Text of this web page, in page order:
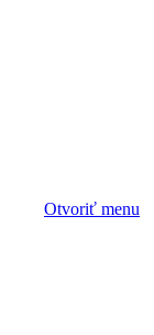
Otvoriť menu